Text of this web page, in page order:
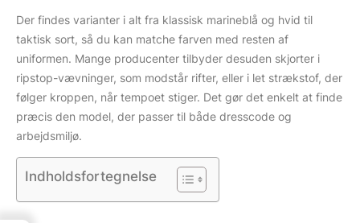
Der findes varianter i alt fra klassisk marineblå og hvid til
taktisk sort, så du kan matche farven med resten af
uniformen. Mange producenter tilbyder desuden skjorter i
ripstop-vævninger, som modstår rifter, eller i let strækstof, der
følger kroppen, når tempoet stiger. Det gør det enkelt at finde
præcis den model, der passer til både dresscode og
arbejdsmiljø.
Indholdsfortegnelse